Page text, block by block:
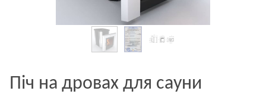
Піч на дровах для сауни